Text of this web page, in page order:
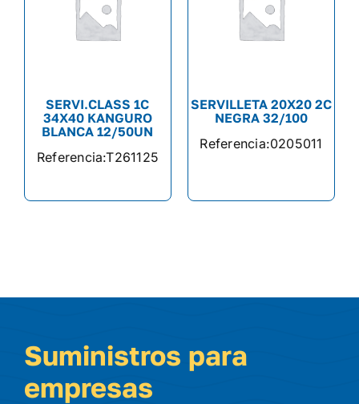
SERVI.CLASS 1C
34X40 KANGURO
BLANCA 12/50UN
Referencia:T261125
SERVILLETA 20X20 2C
NEGRA 32/100
Referencia:0205011
Suministros para
empresas